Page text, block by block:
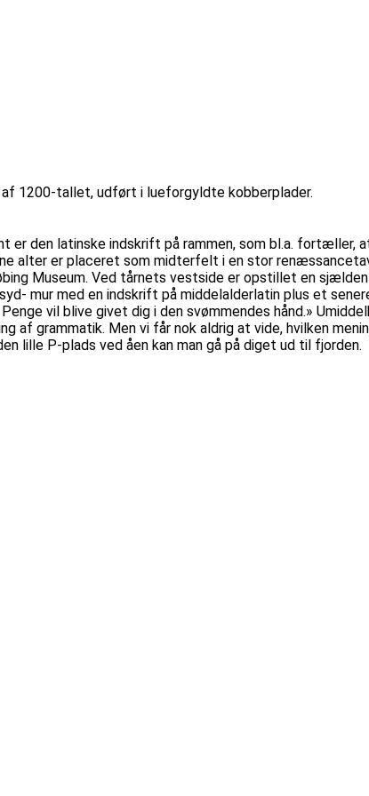
1200-tallet, udført i lueforgyldte kobberplader.
den latinske indskrift på rammen, som bl.a. fortæller,
alter er placeret som midterfelt i en stor
Museum. Ved tårnets vestside er opstillet en
mur med en indskrift på middelalderlatin plus et
vil blive givet dig i den svømmendes hånd.»
grammatik. Men vi får nok aldrig at vide, hvilken
lille P-plads ved åen kan man gå på diget ud til fjorden.